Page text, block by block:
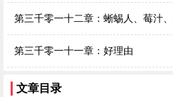
第三千零一十二章：蜥蜴人、莓汁
第三千零一十一章：好理由
文章目录